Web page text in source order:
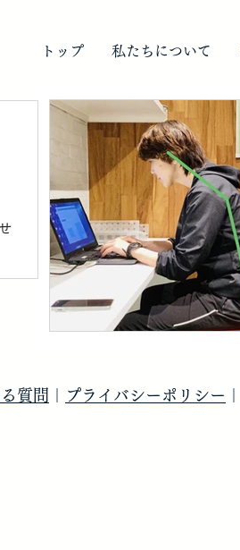
トップ 私たちについて
質問 プライバシーポリシー